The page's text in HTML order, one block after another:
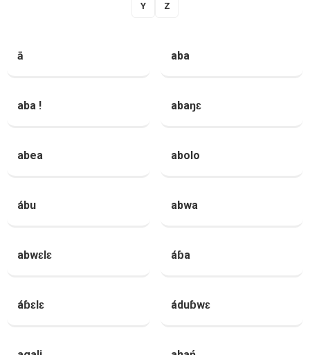
Y Z
ā aba
aba ! abaŋɛ
abea abolo
ábu abwa
abwɛlɛ áɓa
áɓɛlɛ áduɓwɛ